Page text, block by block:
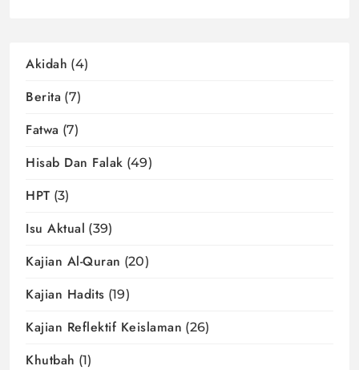
Akidah (4)
Berita (7)
Fatwa (7)
Hisab Dan Falak (49)
HPT (3)
Isu Aktual (39)
Kajian Al-Quran (20)
Kajian Hadits (19)
Kajian Reflektif Keislaman (26)
Khutbah (1)